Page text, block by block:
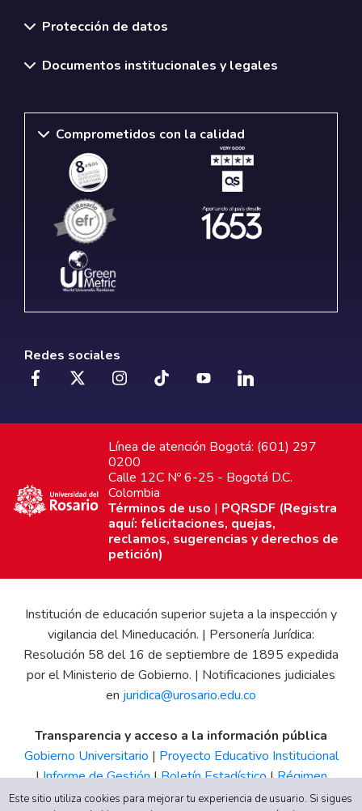
Protección de datos
Documentos institucionales y legales
Comprometidos con la calidad
Redes sociales
Línea de atención Bogotá: (601) 297
0200
Calle 12C Nº 6-25 - Bogotá D.C.
Colombia
Términos de uso | PQRSDF (Registra
aquí: felicitaciones, quejas,
reclamos, sugerencias y derechos de
petición)
Institución de educación superior sujeta a la inspección y
vigilancia del Mineducación. | Personería Jurídica:
Resolución 58 del 16 de septiembre de 1895 expedida
por el Ministerio de Gobierno. | Notificaciones judiciales
en juridica@urosario.edu.co
Transparencia y acceso a la información pública
Gobierno Universitario | Proyecto Educativo Institucional
|Informe de Gestión|Boletín Estadístico|Régimen
Tributario|Estados Financieros |Código de Ética| Canal
Este sitio utiliza cookies para mejorar tu experiencia de usuario. Si sigues